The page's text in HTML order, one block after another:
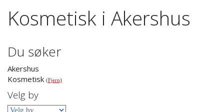
Kosmetisk i Akershus
Du søker
Akershus
Kosmetisk (Fjern)
Velg by